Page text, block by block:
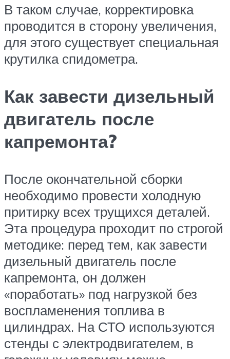
В таком случае, корректировка
проводится в сторону увеличения,
для этого существует специальная
крутилка спидометра.
Как завести дизельный
двигатель после
капремонта?
После окончательной сборки
необходимо провести холодную
притирку всех трущихся деталей.
Эта процедура проходит по строгой
методике: перед тем, как завести
дизельный двигатель после
капремонта, он должен
«поработать» под нагрузкой без
воспламенения топлива в
цилиндрах. На СТО используются
стенды с электродвигателем, в